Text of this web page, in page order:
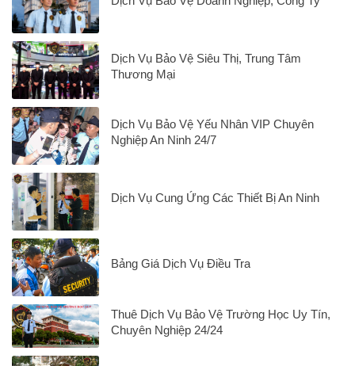
Dịch Vụ Bảo Vệ Siêu Thị, Trung Tâm
Thương Mại
Dịch Vụ Bảo Vệ Yếu Nhân VIP Chuyên
Nghiệp An Ninh 24/7
Dịch Vụ Cung Ứng Các Thiết Bị An Ninh
Bảng Giá Dịch Vụ Điều Tra
Thuê Dịch Vụ Bảo Vệ Trường Học Uy Tín,
Chuyên Nghiệp 24/24